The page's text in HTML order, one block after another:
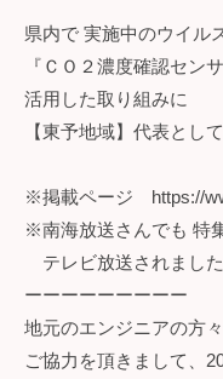
県内で 実施中のウイル
『ＣＯ２濃度確認セン
活用した取り組みに
【東予地域】代表とし
※掲載ページ https://
※南海放送さんでも 特
テレビ放送されました
ーーーーーーーーー
地元のエンジニアの方
ご協力を頂きまして、